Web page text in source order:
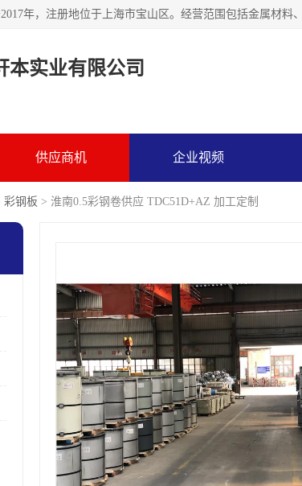
本实业有限公司
供应商机 企业视频
彩钢板 > 淮南0.5彩钢卷供应 TDC51D+AZ 加工定制